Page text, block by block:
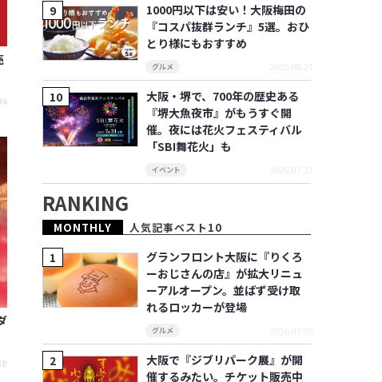
1000円以下は安い！大阪梅田の
『コスパ抜群ランチ』5選。おひ
とり様にもおすすめ
グルメ 2025.08.21
大阪・堺で、700年の歴史ある
『堺大魚夜市』がもうすぐ開
催。夜には花火フェスティバル
「SBI舞花火」も
イベント 2026.07.27
RANKING
MONTHLY 人気記事ベスト10
グランフロント大阪に『りくろ
ーおじさんの店』が拡大リニュ
ーアルオープン。並ばず受け取
れるロッカーが登場
グルメ 2026.07.09
大阪で『ジブリパーク展』が開
催するみたい。チケット販売中